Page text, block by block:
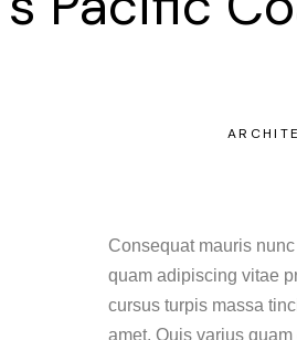
Consequat mauris
quam adipiscing vitae
cursus turpis massa
amet. Quis varius